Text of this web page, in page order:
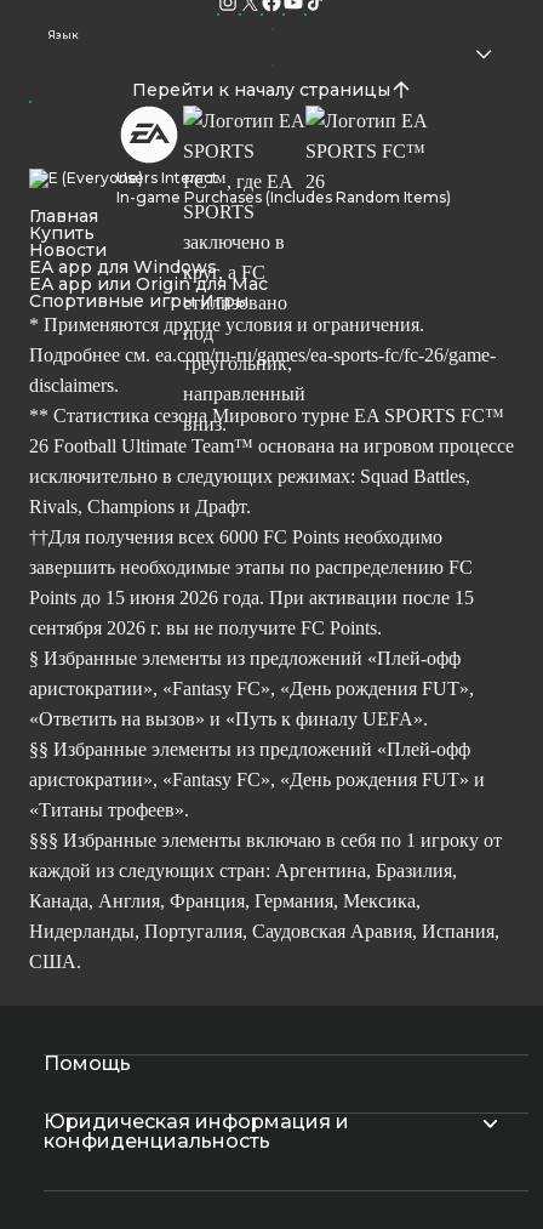
Язык
Перейти к началу страницы
Users Interact
In-game Purchases (Includes Random Items)
Главная
Купить
Новости
EA app для Windows
EA app или Origin для Mac
Спортивные игры Игры
* Применяются другие условия и ограничения.
Подробнее см. ea.com/ru-ru/games/ea-sports-fc/fc-26/game-
disclaimers.
** Статистика сезона Мирового турне EA SPORTS FC™
26 Football Ultimate Team™ основана на игровом процессе
исключительно в следующих режимах: Squad Battles,
Rivals, Champions и Драфт.
††Для получения всех 6000 FC Points необходимо
завершить необходимые этапы по распределению FC
Points до 15 июня 2026 года. При активации после 15
сентября 2026 г. вы не получите FC Points.
§ Избранные элементы из предложений «Плей-офф
аристократии», «Fantasy FC», «День рождения FUT»,
«Ответить на вызов» и «Путь к финалу UEFA».
§§ Избранные элементы из предложений «Плей-офф
аристократии», «Fantasy FC», «День рождения FUT» и
«Титаны трофеев».
§§§ Избранные элементы включаю в себя по 1 игроку от
каждой из следующих стран: Аргентина, Бразилия,
Канада, Англия, Франция, Германия, Мексика,
Нидерланды, Португалия, Саудовская Аравия, Испания,
США.
Помощь
Юридическая информация и
конфиденциальность